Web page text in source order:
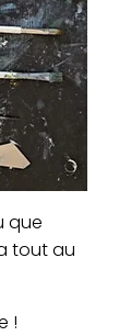
que
tout au
!